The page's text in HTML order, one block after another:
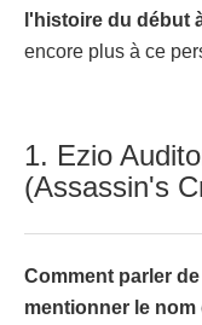
l'histoire du début
encore plus à ce
1. Ezio
(Assassin's
Comment parler
mentionner le nom